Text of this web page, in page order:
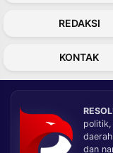
REDAKSI
KONTAK
politik,
dan